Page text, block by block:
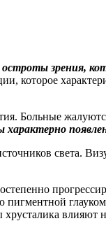
зрения,
которое
Больные
света.
влияют